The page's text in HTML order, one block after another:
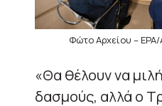
Φώτο Αρχείου – EPA/
«Θα θέλουν να
δασμούς, αλλά ο